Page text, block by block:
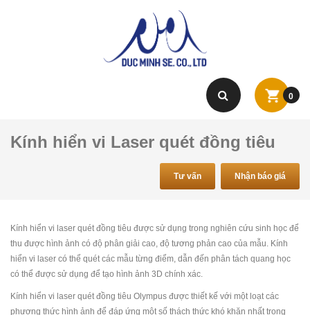
0
Kính hiển vi Laser quét đồng tiêu
Tư vấn Nhận báo giá
Kính hiển vi laser quét đồng tiêu được sử dụng trong nghiên cứu sinh học để
thu được hình ảnh có độ phân giải cao, độ tương phản cao của mẫu. Kính
hiển vi laser có thể quét các mẫu từng điểm, dẫn đến phân tách quang học
có thể được sử dụng để tạo hình ảnh 3D chính xác.
Kính hiển vi laser quét đồng tiêu Olympus được thiết kế với một loạt các
phương thức hình ảnh để đáp ứng một số thách thức khó khăn nhất trong